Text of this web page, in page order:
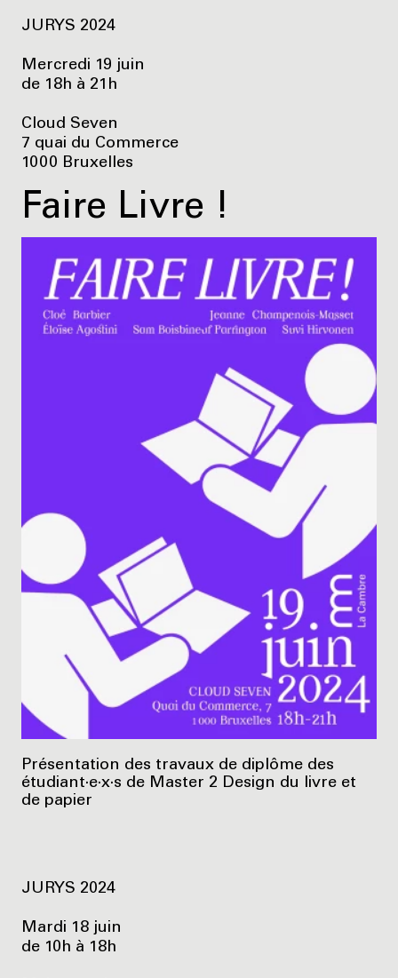
JURYS 2024
Mercredi 19 juin
de 18h à 21h
Cloud Seven
7 quai du Commerce
1000 Bruxelles
Faire Livre !
Présentation des travaux de diplôme des
étudiant·e·x·s de Master 2 Design du livre et
de papier
JURYS 2024
Mardi 18 juin
de 10h à 18h